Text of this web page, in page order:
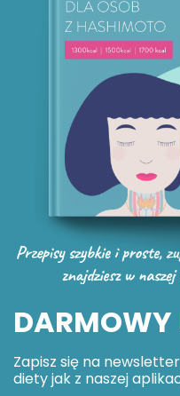
DARMOWY
Zapisz się na
diety jak z naszej